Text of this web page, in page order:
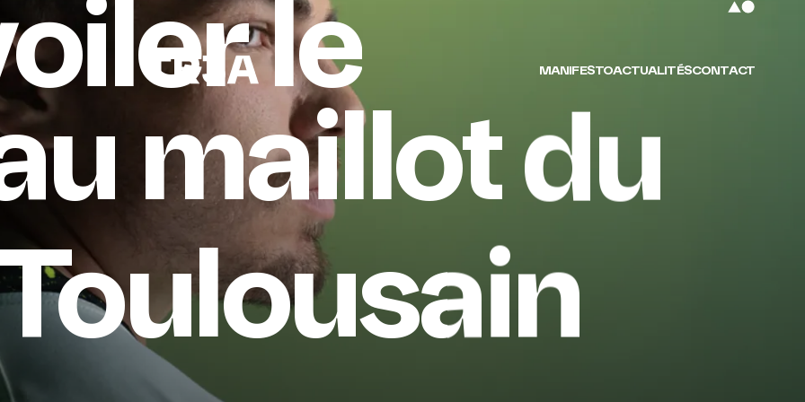
MANIFESTOACTUALITÉSCONTACT
le
maillotdu